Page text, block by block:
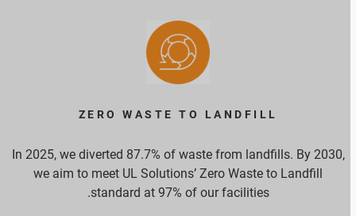
ZERO WASTE TO LANDFILL
In 2025, we diverted 87.7% of waste from landfills. By 2030,
we aim to meet UL Solutions’ Zero Waste to Landfill
standard at 97% of our facilities.